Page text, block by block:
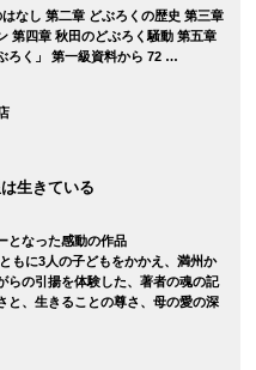
なし 第二章 どぶろくの歴史 第三章
第四章 秋田のどぶろく騒動 第五章
ろく」 第一級資料から 72 …
生きている
となった感動の作品
もに3人の子どもをかかえ、満州か
らの引揚を体験した、著者の魂の記
と、生きることの尊さ、母の愛の深